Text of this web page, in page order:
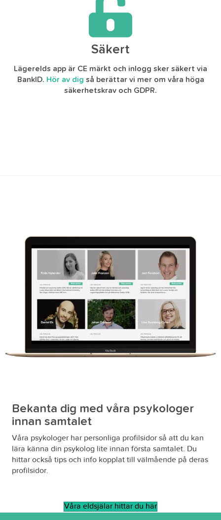
Säkert
Lägerelds app är CE märkt och inlogg sker säkert via
BankID. Hör av dig så berättar vi mer om våra höga
säkerhetskrav och GDPR.
Bekanta dig med våra psykologer
innan samtalet
Våra psykologer har personliga profilsidor så att du kan
lära känna din psykolog lite innan första samtalet. Du
hittar också tips och info kopplat till välmående på deras
profilsidor.
Våra eldsjälar hittar du här